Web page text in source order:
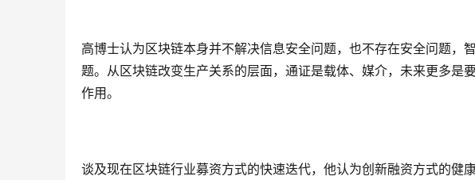
高博士认为区块链本身并不解决信息安全问题，也不存在安全问题，
题。从区块链改变生产关系的层面，通证是载体、媒介，未来更多是
作用。
谈及现在区块链行业募资方式的快速迭代，他认为创新融资方式的健康